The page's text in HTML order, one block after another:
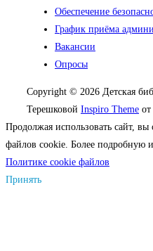
Обеспечение
График приёма
Вакансии
Опросы
Copyright © 2026 Детская
Терешковой Inspiro Theme от
Продолжая использовать сайт, вы
файлов cookie. Более
Политике cookie файлов
Принять